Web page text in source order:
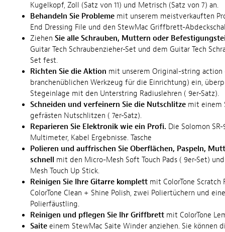
Kugelkopf, Zoll (Satz von 11) und Metrisch (Satz von 7) an.
Behandeln Sie Probleme mit unserem meistverkauften
End Dressing File und den StewMac Griffbrett-
Ziehen Sie alle Schrauben, Muttern oder
Guitar Tech Schraubenzieher-Set und dem Guitar Tech
Set fest.
Richten Sie die Aktion mit unserem Original-string action
branchenüblichen Werkzeug für die Einrichtung) ein,
Stegeinlage mit den Unterstring Radiuslehren ( 9er-Satz).
Schneiden und verfeinern Sie die Nutschlitze mit einem
gefrästen Nutschlitzen ( 7er-Satz).
Reparieren Sie Elektronik wie ein Profi. Die Solomon
Multimeter, Kabel Ergebnisse. Tasche
Polieren und auffrischen Sie Oberflächen, Paspeln,
schnell mit den Micro-Mesh Soft Touch Pads ( 9er-Set)
Mesh Touch Up Stick.
Reinigen Sie Ihre Gitarre komplett mit ColorTone Scratch
ColorTone Clean + Shine Polish, zwei Poliertüchern und
Polierfäustling.
Reinigen und pflegen Sie Ihr Griffbrett mit ColorTone
Saite einem StewMac Saite Winder anziehen. Sie können